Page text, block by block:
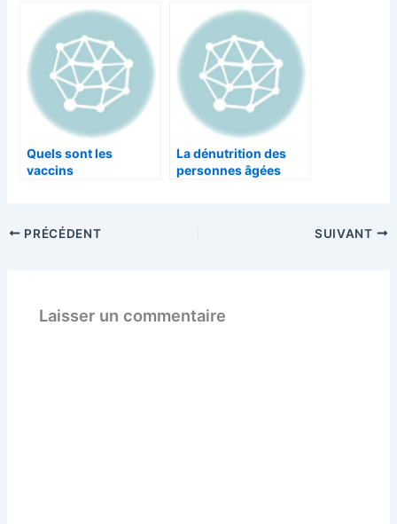
Quels sont les
vaccins
La dénutrition des
personnes âgées
PRÉCÉDENT SUIVANT
Laisser un commentaire